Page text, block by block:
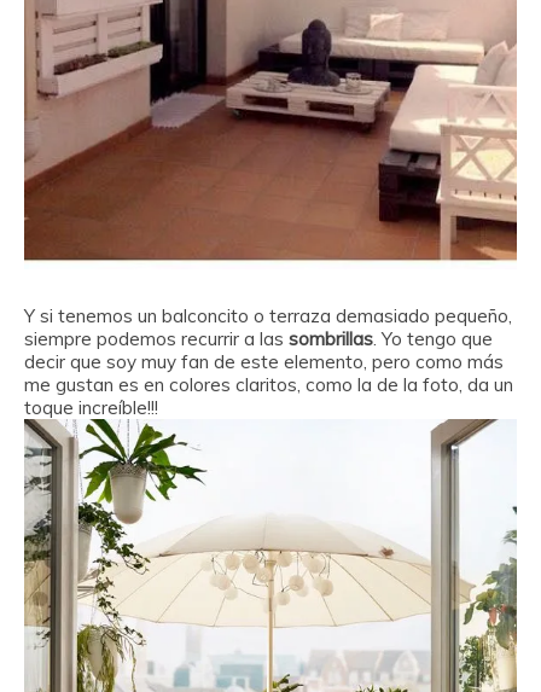
Y si tenemos un balconcito o terraza demasiado pequeño,
siempre podemos recurrir a las sombrillas. Yo tengo que
decir que soy muy fan de este elemento, pero como más
me gustan es en colores claritos, como la de la foto, da un
toque increíble!!!